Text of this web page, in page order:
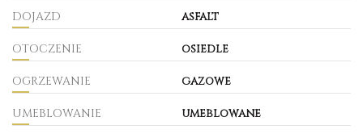
DOJAZD asfalt
OTOCZENIE osiedle
OGRZEWANIE gazowe
UMEBLOWANIE umeblowane